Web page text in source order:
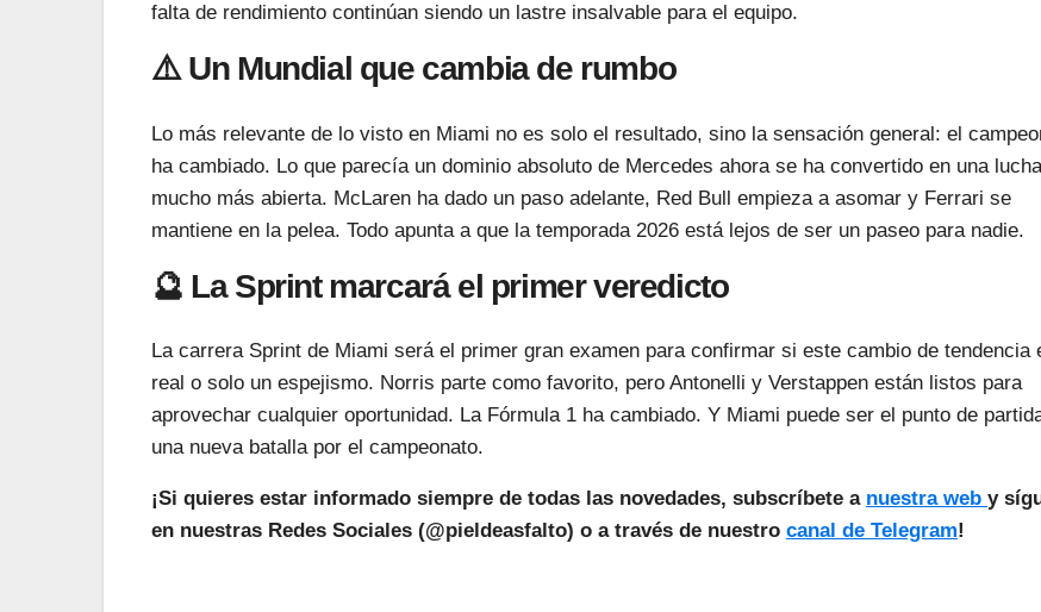
falta de rendimiento continúan siendo un lastre insalvable para el equipo.
⚠️ Un Mundial que cambia de rumbo
Lo más relevante de lo visto en Miami no es solo el resultado, sino la sensación general: el
ha cambiado. Lo que parecía un dominio absoluto de Mercedes ahora se ha convertido en una lucha
mucho más abierta. McLaren ha dado un paso adelante, Red Bull empieza a asomar y Ferrari se
mantiene en la pelea. Todo apunta a que la temporada 2026 está lejos de ser un paseo para nadie.
🔮 La Sprint marcará el primer veredicto
La carrera Sprint de Miami será el primer gran examen para confirmar si este cambio de tendencia
real o solo un espejismo. Norris parte como favorito, pero Antonelli y Verstappen están listos para
aprovechar cualquier oportunidad. La Fórmula 1 ha cambiado. Y Miami puede ser el punto de
una nueva batalla por el campeonato.
¡Si quieres estar informado siempre de todas las novedades, subscríbete a nuestra web y
en nuestras Redes Sociales (@pieldeasfalto) o a través de nuestro canal de Telegram!